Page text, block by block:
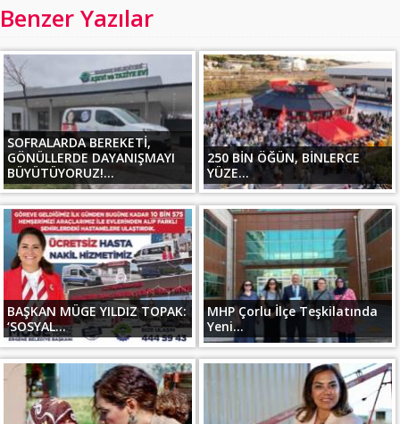
Benzer Yazılar
SOFRALARDA BEREKETİ,
GÖNÜLLERDE DAYANIŞMAYI
BÜYÜTÜYORUZ!...
250 BİN ÖĞÜN, BİNLERCE
YÜZE...
BAŞKAN MÜGE YILDIZ TOPAK:
‘SOSYAL...
MHP Çorlu İlçe Teşkilatında
Yeni...